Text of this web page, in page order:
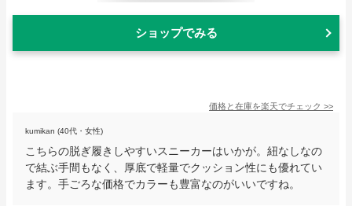
ショップでみる
価格と在庫を楽天でチェック >>
kumikan (40代・女性)
こちらの脱ぎ履きしやすいスニーカーはいかが。紐なしなの
で結ぶ手間もなく、厚底で軽量でクッション性にも優れてい
ます。手ごろな価格でカラーも豊富なのがいいですね。